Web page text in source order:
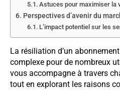
Astuces pour maximiser la
Perspectives d’avenir du
L’impact potentiel sur les
La résiliation d’un
complexe pour de nombreux
vous accompagne à travers
tout en explorant les raisons